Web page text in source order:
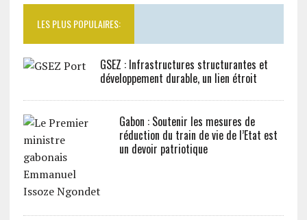
LES PLUS POPULAIRES:
GSEZ : Infrastructures structurantes et
développement durable, un lien étroit
Gabon : Soutenir les mesures de
réduction du train de vie de l’Etat est
un devoir patriotique